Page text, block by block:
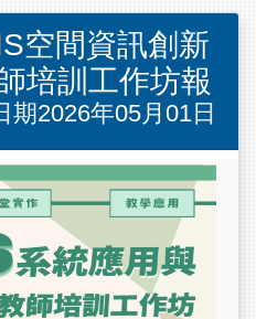
空間資訊創新
培訓工作坊報
期2026年05月01日